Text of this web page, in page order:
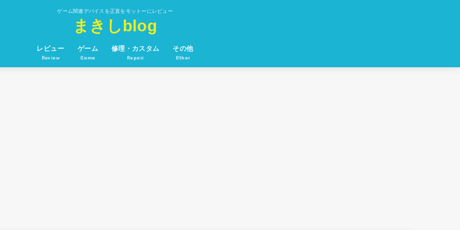
ゲーム関連デバイスを正直をモットーにレビュー
まきしblog
レビュー
Review
ゲーム
Game
修理・カスタム
Repair
その他
Other